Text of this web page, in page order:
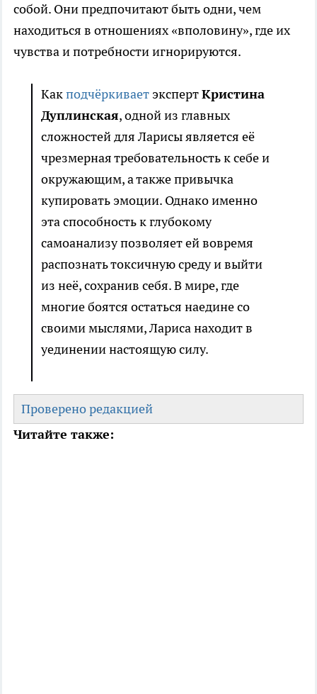
собой. Они предпочитают быть одни, чем
находиться в отношениях «вполовину», где их
чувства и потребности игнорируются.
Какподчёркивает экспертКристина
Дуплинская, одной из главных
сложностей для Ларисы является её
чрезмерная требовательность к себе и
окружающим, а также привычка
купировать эмоции. Однако именно
эта способность к глубокому
самоанализу позволяет ей вовремя
распознать токсичную среду и выйти
из неё, сохранив себя. В мире, где
многие боятся остаться наедине со
своими мыслями, Лариса находит в
уединении настоящую силу.
Проверено редакцией
Читайте также: